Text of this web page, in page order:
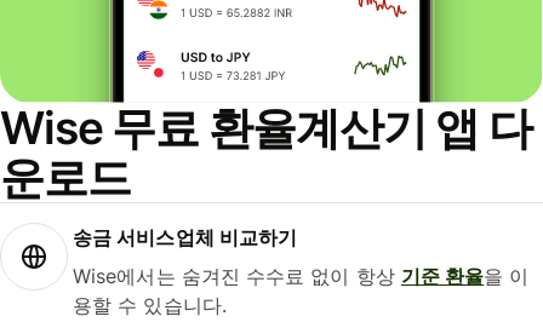
Wise 무료 환율계산기 앱 다
운로드
송금 서비스업체 비교하기
Wise에서는 숨겨진 수수료 없이 항상 기준 환율을 이
용할 수 있습니다.